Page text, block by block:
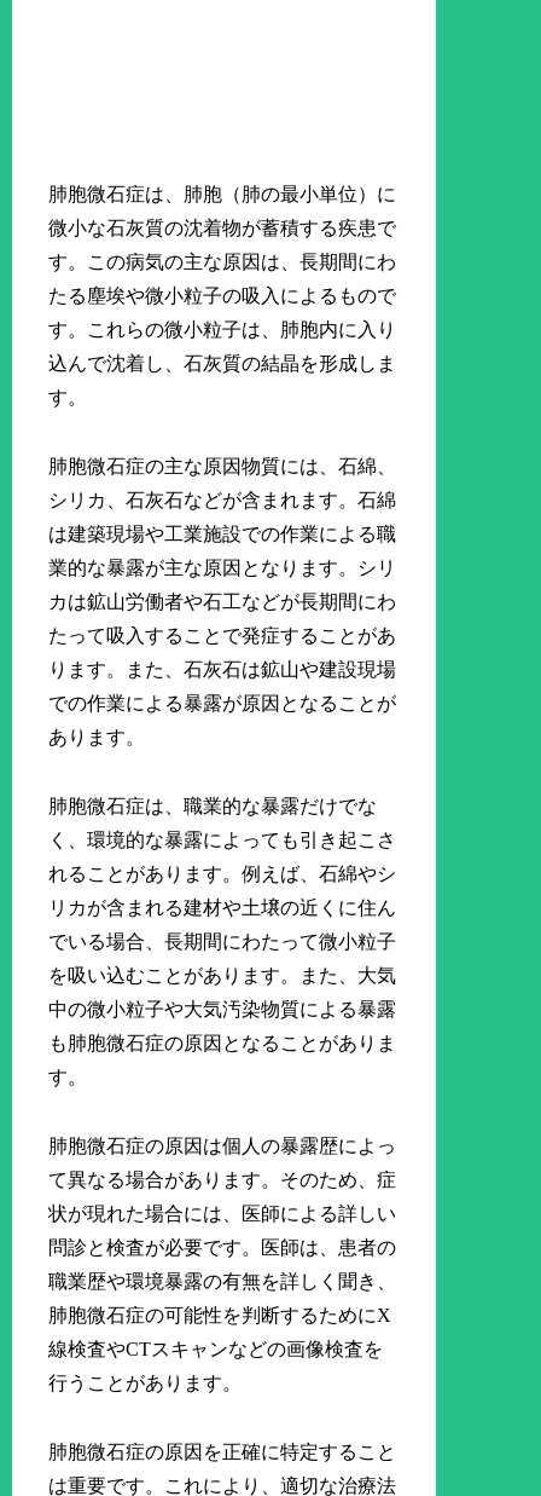
肺胞微石症は、肺胞（肺の最小単位）に
微小な石灰質の沈着物が蓄積する疾患で
す。この病気の主な原因は、長期間にわ
たる塵埃や微小粒子の吸入によるもので
す。これらの微小粒子は、肺胞内に入り
込んで沈着し、石灰質の結晶を形成しま
す。
肺胞微石症の主な原因物質には、石綿、
シリカ、石灰石などが含まれます。石綿
は建築現場や工業施設での作業による職
業的な暴露が主な原因となります。シリ
カは鉱山労働者や石工などが長期間にわ
たって吸入することで発症することがあ
ります。また、石灰石は鉱山や建設現場
での作業による暴露が原因となることが
あります。
肺胞微石症は、職業的な暴露だけでな
く、環境的な暴露によっても引き起こさ
れることがあります。例えば、石綿やシ
リカが含まれる建材や土壌の近くに住ん
でいる場合、長期間にわたって微小粒子
を吸い込むことがあります。また、大気
中の微小粒子や大気汚染物質による暴露
も肺胞微石症の原因となることがありま
す。
肺胞微石症の原因は個人の暴露歴によっ
て異なる場合があります。そのため、症
状が現れた場合には、医師による詳しい
問診と検査が必要です。医師は、患者の
職業歴や環境暴露の有無を詳しく聞き、
肺胞微石症の可能性を判断するためにX
線検査やCTスキャンなどの画像検査を
行うことがあります。
肺胞微石症の原因を正確に特定すること
は重要です。これにより、適切な治療法